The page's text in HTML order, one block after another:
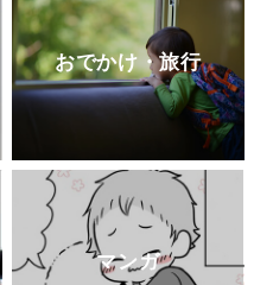
おでかけ・旅行
マンガ